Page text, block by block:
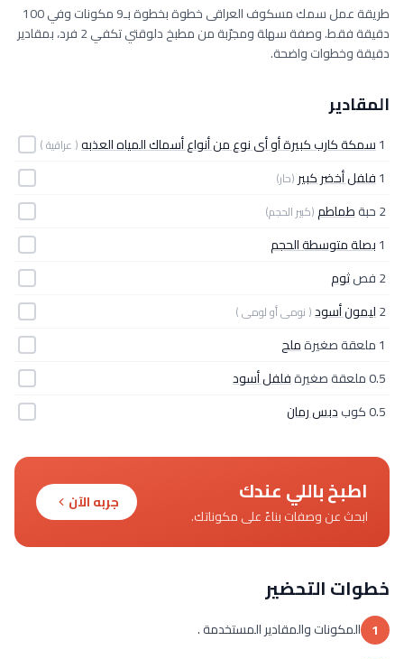
طريقة عمل سمك مسكوف العراقى خطوة بخطوة بـ9 مكونات وفي 100
دقيقة فقط. وصفة سهلة ومجرّبة من مطبخ دلوقتي تكفي 2 فرد، بمقادير
دقيقة وخطوات واضحة.
المقادير
1سمكة كارب كبيرة أو أى نوع من أنواع أسماك المياه العذبه( عراقية )
1فلفل أخضر كبير (حار)
2 حبة طماطم(كبير الحجم)
1بصلة متوسطة الحجم
2 فص
ثوم
2ليمون أسود( نومى أو لومى )
1 ملعقة صغيرة
ملح
0.5 ملعقة صغيرة
فلفل أسود
0.5 كوب
دبس رمان
اطبخ باللي عندك
ابحث عن وصفات بناءً على مكوناتك.
جربه الآن
خطوات التحضير
1 المكونات والمقادير المستخدمة .